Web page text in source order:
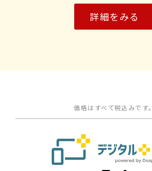
詳細をみる
価格はすべて税込みです。